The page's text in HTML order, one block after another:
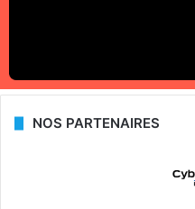
NOS PARTENAIRES